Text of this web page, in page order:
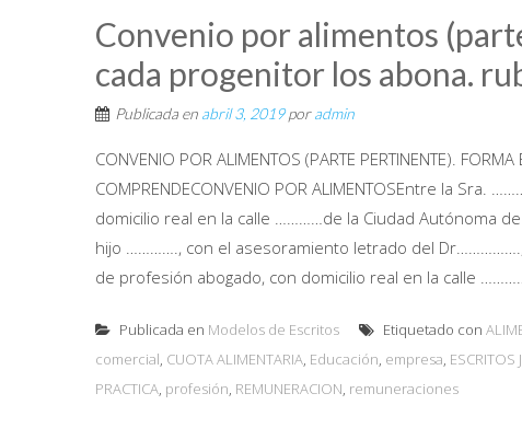
Convenio por alimentos
cada progenitor los abona.
Publicada en abril 3, 2019poradmin
CONVENIO POR ALIMENTOS (PARTE PERTINENTE).
COMPRENDECONVENIO POR ALIMENTOSEntre la
domicilio real en la calle …………de la Ciudad Autónoma
hijo …………., con el asesoramiento letrado del
de profesión abogado, con domicilio real en la calle
Publicada en Modelos de Escritos Etiquetado con
comercial, CUOTA ALIMENTARIA, Educación, empresa, ESCRITOS
PRACTICA, profesión, REMUNERACION, remuneraciones